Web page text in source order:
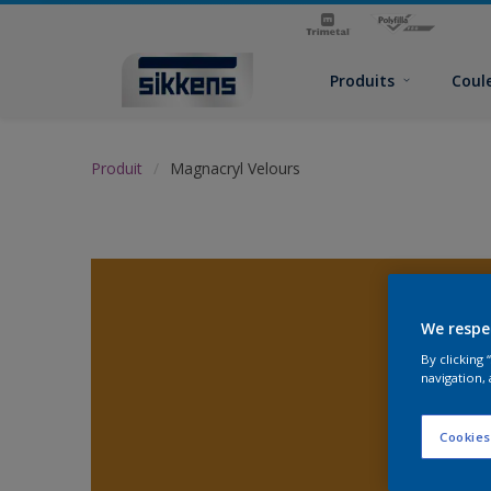
Produits
Produit Magnacryl Velours
We
By clicking
navigation,